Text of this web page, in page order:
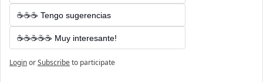
☕☕☕ Tengo sugerencias
☕☕☕☕☕ Muy interesante!
LoginorSubscribeto participate